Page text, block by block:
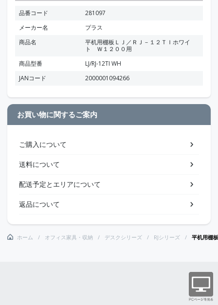
品番コード
281097
メーカー名
プラス
商品名
平机用棚板ＬＪ／ＲＪ－１２ＴＩホワイ
ト Ｗ１２００用
商品型番
LJ/RJ-12TI WH
JANコード
2000001094266
お買い物に関するご案内
ご購入について
送料について
配送予定とエリアについて
返品について
ホーム オフィス家具・収納 デスクシリーズ RJシリーズ 平机用棚